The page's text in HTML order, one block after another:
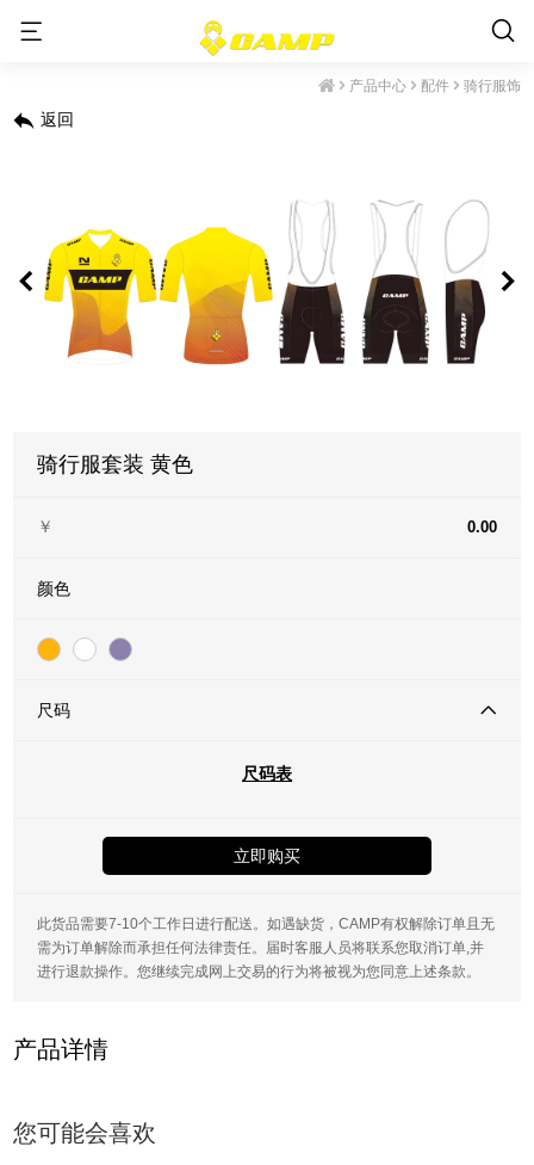
产品中心 配件 骑行服饰
返回
骑行服套装 黄色
￥ 0.00
颜色
尺码
尺码表
立即购买
此货品需要7-10个工作日进行配送。如遇缺货，CAMP有权解除订单且无
需为订单解除而承担任何法律责任。届时客服人员将联系您取消订单,并
进行退款操作。您继续完成网上交易的行为将被视为您同意上述条款。
产品详情
您可能会喜欢